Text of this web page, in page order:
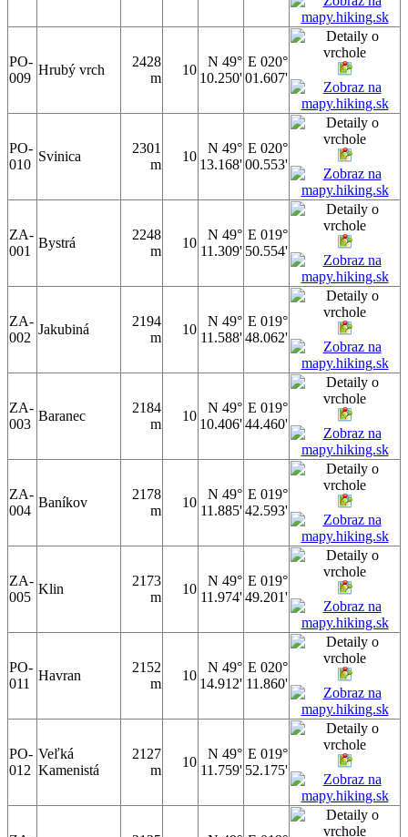
PO-
009
Hrubý vrch
2428
m
10
N 49°
10.250'
E 020°
01.607'
PO-
010
Svinica
2301
m
10
N 49°
13.168'
E 020°
00.553'
ZA-
001
Bystrá
2248
m
10
N 49°
11.309'
E 019°
50.554'
ZA-
002
Jakubiná
2194
m
10
N 49°
11.588'
E 019°
48.062'
ZA-
003
Baranec
2184
m
10
N 49°
10.406'
E 019°
44.460'
ZA-
004
Baníkov
2178
m
10
N 49°
11.885'
E 019°
42.593'
ZA-
005
Klin
2173
m
10
N 49°
11.974'
E 019°
49.201'
PO-
011
Havran
2152
m
10
N 49°
14.912'
E 020°
11.860'
PO-
012
Veľká
Kamenistá
2127
m
10
N 49°
11.759'
E 019°
52.175'